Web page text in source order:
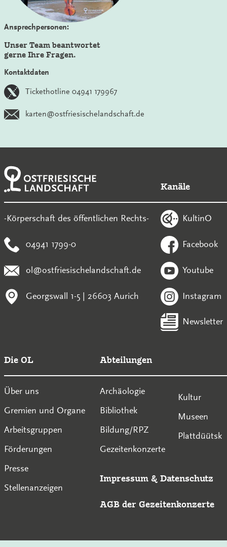
Ansprechpersonen:
Unser Team beantwortet
gerne Ihre Fragen.
Kontaktdaten
Tickethotline 04941 179967
karten@ostfriesischelandschaft.de
-Körperschaft des öffentlichen Rechts-
04941 1799-0
ol@ostfriesischelandschaft.de
Georgswall 1-5 | 26603 Aurich
Kanäle
KultinO
Facebook
Youtube
Instagram
Newsletter
Die OL
Über uns
Gremien und Organe
Arbeitsgruppen
Förderungen
Presse
Stellenanzeigen
Abteilungen
Archäologie
Bibliothek
Bildung/RPZ
Gezeitenkonzerte
Kultur
Museen
Plattdüütsk
Impressum & Datenschutz
AGB der Gezeitenkonzerte